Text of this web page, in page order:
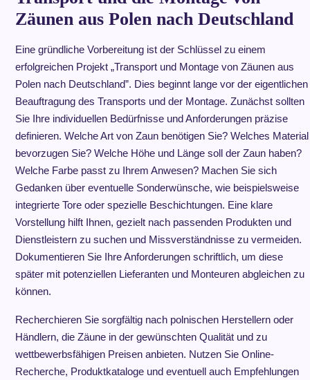
Zäunen aus Polen nach Deutschland
Eine gründliche Vorbereitung ist der Schlüssel zu einem
erfolgreichen Projekt „Transport und Montage von Zäunen aus
Polen nach Deutschland”. Dies beginnt lange vor der eigentlichen
Beauftragung des Transports und der Montage. Zunächst sollten
Sie Ihre individuellen Bedürfnisse und Anforderungen präzise
definieren. Welche Art von Zaun benötigen Sie? Welches Material
bevorzugen Sie? Welche Höhe und Länge soll der Zaun haben?
Welche Farbe passt zu Ihrem Anwesen? Machen Sie sich
Gedanken über eventuelle Sonderwünsche, wie beispielsweise
integrierte Tore oder spezielle Beschichtungen. Eine klare
Vorstellung hilft Ihnen, gezielt nach passenden Produkten und
Dienstleistern zu suchen und Missverständnisse zu vermeiden.
Dokumentieren Sie Ihre Anforderungen schriftlich, um diese
später mit potenziellen Lieferanten und Monteuren abgleichen zu
können.
Recherchieren Sie sorgfältig nach polnischen Herstellern oder
Händlern, die Zäune in der gewünschten Qualität und zu
wettbewerbsfähigen Preisen anbieten. Nutzen Sie Online-
Recherche, Produktkataloge und eventuell auch Empfehlungen